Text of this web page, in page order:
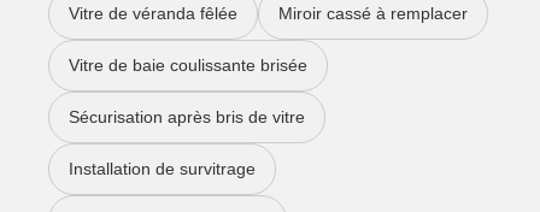
Vitre de véranda fêlée Miroir cassé à remplacer
Vitre de baie coulissante brisée
Sécurisation après bris de vitre
Installation de survitrage